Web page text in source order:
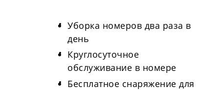
Уборка номеров два раза в
день
Круглосуточное
обслуживание в номере
Бесплатное снаряжение для